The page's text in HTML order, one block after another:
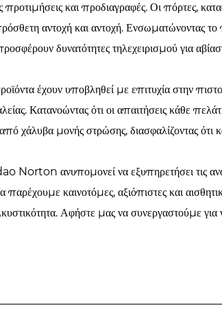
και προδιαγραφές. Οι πόρτες,
αντοχή και αντοχή.
δυνατότητες τηλεχειρισμού για
έχουν υποβληθεί με επιτυχία στην
Κατανοώντας ότι οι απαιτήσεις κάθε
χάλυβα μονής στρώσης, διασφαλίζοντας ότι
Norton ανυπομονεί να εξυπηρετήσει τις
καινοτόμες, αξιόπιστες και
Αφήστε μας να συνεργαστούμε